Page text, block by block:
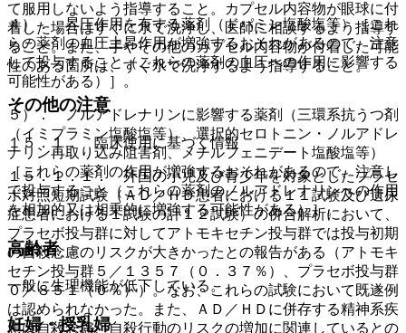
て服用しないよう指導すること。カプセル内容物が眼球に付
着した場合はすぐに水で洗浄し、医師に相談するよう指導す
ること。また、手やその他のカプセル内容物が付着した可能
性のある箇所は、すぐ水で洗浄するよう指導すること。
その他の注意
１５．１． 臨床使用に基づく情報
１５．１．１． 外国の小児及び青少年を対象としたプラセ
ボ対照短期試験（ＡＤ／ＨＤ患者における１１試験及び遺尿
症患者における１試験の計１２試験）の併合解析において、
プラセボ投与群に対してアトモキセチン投与群では投与初期
の自殺念慮のリスクが大きかったとの報告がある（アトモキ
セチン投与群５／１３５７（０．３７％）、プラセボ投与群
０／８５１（０％））。なお、これらの試験において既遂例
は認められなかった。また、ＡＤ／ＨＤに併存する精神系疾
患は自殺念慮、自殺行動のリスクの増加に関連しているとの
４）． 昇圧作用を有する薬剤（ドパミン塩酸塩等）［これ
らの薬剤の血圧上昇作用が増強するおそれがあるので、注意
して投与すること（これらの薬剤の血圧への作用に影響する
可能性がある）］。
５）． ノルアドレナリンに影響する薬剤（三環系抗うつ剤
（イミプラミン塩酸塩等）、選択的セロトニン・ノルアドレ
ナリン再取り込み阻害剤、メチルフェニデート塩酸塩等）
［これらの薬剤の作用が増強するおそれがあるので、注意し
て投与すること（これらの薬剤のノルアドレナリンへの作用
を相加的又は相乗的に増強する可能性がある）］。
高齢者
一般に生理機能が低下している。
妊婦・授乳婦